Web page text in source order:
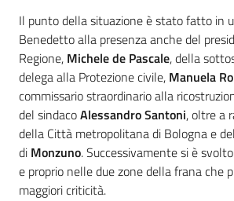
Il punto della situazione è stato fatto in
Benedetto alla presenza anche del
Regione, Michele de Pascale, della
delega alla Protezione civile, Manuela
commissario straordinario alla
del sindacoAlessandro Santoni, oltre a
della Città metropolitana di Bologna e
di Monzuno. Successivamente si è
e proprio nelle due zone della frana che
maggiori criticità.